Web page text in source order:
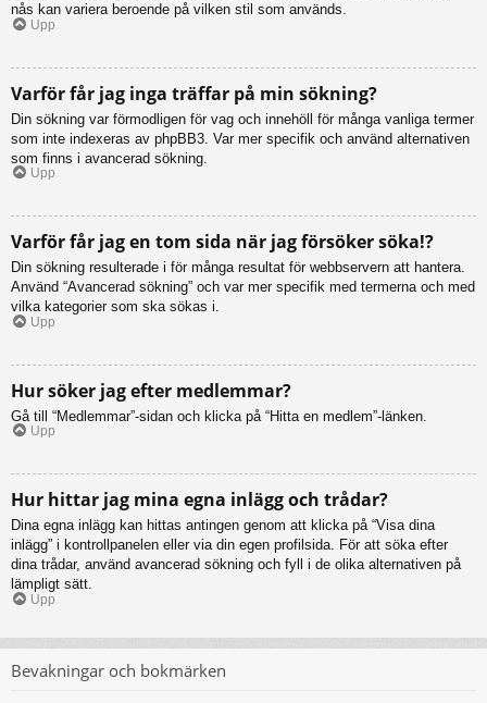
nås kan variera beroende på vilken stil som används.
Upp
Varför får jag inga träffar på min sökning?
Din sökning var förmodligen för vag och innehöll för många vanliga termer
som inte indexeras av phpBB3. Var mer specifik och använd alternativen
som finns i avancerad sökning.
Upp
Varför får jag en tom sida när jag försöker söka!?
Din sökning resulterade i för många resultat för webbservern att hantera.
Använd “Avancerad sökning” och var mer specifik med termerna och med
vilka kategorier som ska sökas i.
Upp
Hur söker jag efter medlemmar?
Gå till “Medlemmar”-sidan och klicka på “Hitta en medlem”-länken.
Upp
Hur hittar jag mina egna inlägg och trådar?
Dina egna inlägg kan hittas antingen genom att klicka på “Visa dina
inlägg” i kontrollpanelen eller via din egen profilsida. För att söka efter
dina trådar, använd avancerad sökning och fyll i de olika alternativen på
lämpligt sätt.
Upp
Bevakningar och bokmärken